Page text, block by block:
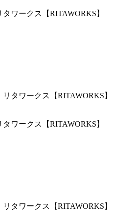
ワークス【RITAWORKS】
ワークス【RITAWORKS】